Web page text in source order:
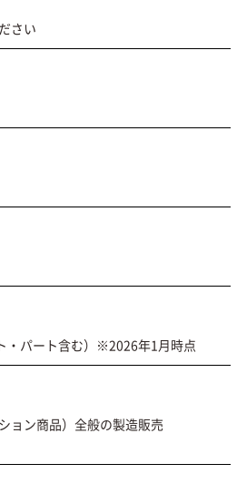
さい
・パート含む）※2026年1月時点
ョン商品）全般の製造販売